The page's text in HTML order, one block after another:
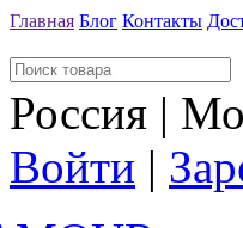
Главная Блог Контакты
Россия |
Войти |